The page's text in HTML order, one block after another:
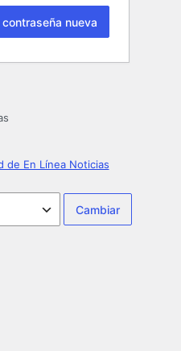
de En Línea Noticias